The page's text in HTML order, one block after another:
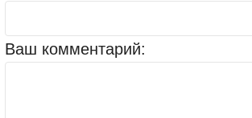
Ваш комментарий: